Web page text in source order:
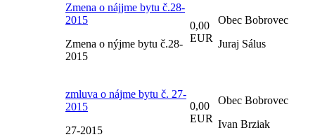
Zmena o nájjme bytu č.28-
2015
Zmena o nýjme bytu č.28-
2015
0,00
EUR
Obec Bobrovec
Juraj Sálus
zmluva o nájme bytu č. 27-
2015
27-2015
0,00
EUR
Obec Bobrovec
Ivan Brziak